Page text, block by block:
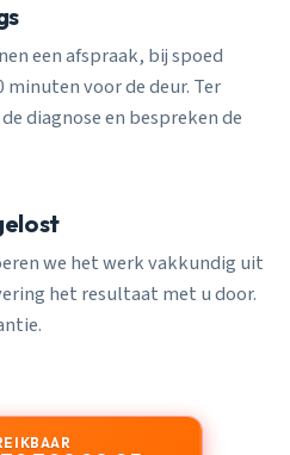
een afspraak, bij spoed
minuten voor de deur. Ter
diagnose en bespreken de
we het werk vakkundig uit
het resultaat met u door.